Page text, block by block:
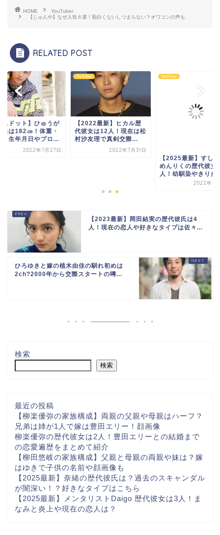
HOME
YouTuber
【じゅんや】なぜ人気６選！面白くないしつまらない？オワコンの声も
RELATED POST
ムドット】ひゅうが
長は182㎝！体重・
・生年月日やプロ...
2022年7月27日
YouTuber
【2022最新】ヒカル歴
代彼女は12人！現在は松
村沙友理で真剣交際...
2022年7月31日
YouTuber
【2025最新】すし
めんりくの歴代彼女
人！幼馴染やきりた
2022年10
【2023最新】岡田結実の歴代彼氏は4
人！現在の恋人や好きなタイプは佐々...
ひろゆきと嫁の植木由佳の馴れ初めは
2ch?2000年から交際スタートの噂...
検索
検索
最近の投稿
【柳楽優弥の家族構成】両親の父親や母親はハーフ？
兄弟は姉が1人で嫁は豊田エリー！顔画像
柳楽優弥の歴代彼女は2人！豊田エリーとの結婚まで
の恋愛遍歴をまとめて紹介
【柳田悠岐の家族構成】父親と母親の両親や妹は？嫁
はゆきで子供の名前や顔画像も
【2025最新】奈緒の歴代彼氏は？過去のスキャンダル
が闇深い！？好きなタイプはこちら
【2025最新】メンタリストDaigo 歴代彼女は3人！ま
なみと炎上や現在の恋人は？